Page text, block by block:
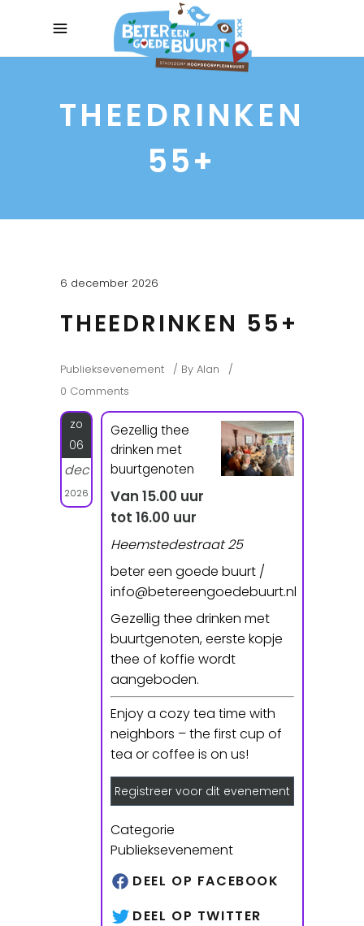
THEEDRINKEN
55+
6 december 2026
THEEDRINKEN 55+
Publieksevenement By Alan
0 Comments
zo
06
dec
2026
Gezellig thee
drinken met
buurtgenoten
Van 15.00 uur
tot 16.00 uur
Heemstedestraat 25
beter een goede buurt /
info@betereengoedebuurt.nl
Gezellig thee drinken met
buurtgenoten, eerste kopje
thee of koffie wordt
aangeboden.
Enjoy a cozy tea time with
neighbors – the first cup of
tea or coffee is on us!
Registreer voor dit evenement
Categorie
Publieksevenement
DEEL OP FACEBOOK
DEEL OP TWITTER